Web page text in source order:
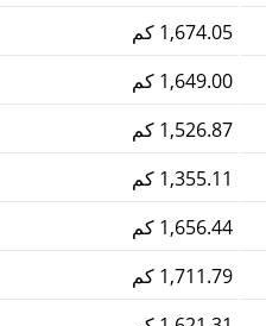
1,674.05 كم
1,649.00 كم
1,526.87 كم
1,355.11 كم
1,656.44 كم
1,711.79 كم